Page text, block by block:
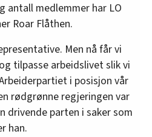
antall medlemmer har LO
Roar Flåthen.
Men nå får vi
tilpasse arbeidslivet slik vi
i posisjon vår
rødgrønne regjeringen var
drivende parten i saker som
han.